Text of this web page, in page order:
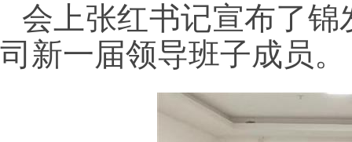
会上张红书记宣布了
司新一届领导班子成员。